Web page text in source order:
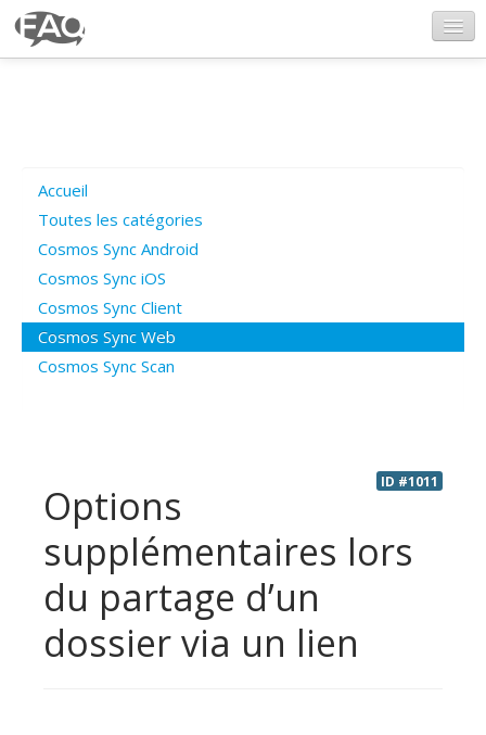
Poser une question
Questions ouvertes
Connexion
Accueil
Toutes les catégories
Cosmos Sync Android
Cosmos Sync iOS
Cosmos Sync Client
Cosmos Sync Web
Cosmos Sync Scan
ID #1011
Options
supplémentaires lors
du partage d’un
dossier via un lien